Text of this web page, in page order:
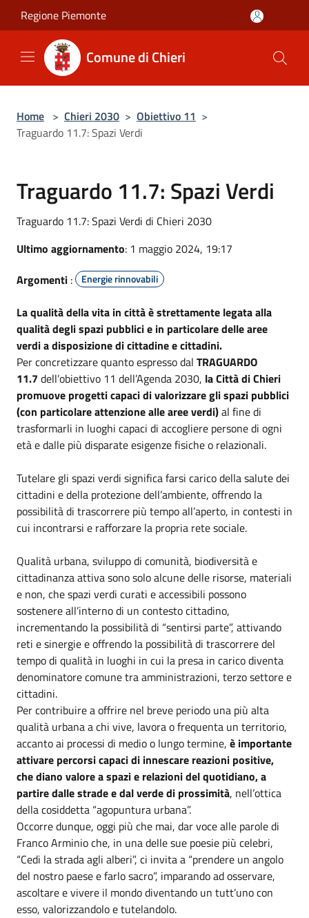
Salta al contenuto principale
Regione Piemonte
Comune di Chieri
Home > Chieri 2030 > Obiettivo 11 >
Traguardo 11.7: Spazi Verdi
Traguardo 11.7: Spazi Verdi
Traguardo 11.7: Spazi Verdi di Chieri 2030
Ultimo aggiornamento: 1 maggio 2024, 19:17
Argomenti : Energie rinnovabili
La qualità della vita in città è strettamente legata alla
qualità degli spazi pubblici e in particolare delle aree
verdi a disposizione di cittadine e cittadini.
Per concretizzare quanto espresso dal TRAGUARDO
11.7 dell’obiettivo 11 dell’Agenda 2030, la Città di Chieri
promuove progetti capaci di valorizzare gli spazi pubblici
(con particolare attenzione alle aree verdi)al fine di
trasformarli in luoghi capaci di accogliere persone di ogni
età e dalle più disparate esigenze fisiche o relazionali.
Tutelare gli spazi verdi significa farsi carico della salute dei
cittadini e della protezione dell’ambiente, offrendo la
possibilità di trascorrere più tempo all’aperto, in contesti in
cui incontrarsi e rafforzare la propria rete sociale.
Qualità urbana, sviluppo di comunità, biodiversità e
cittadinanza attiva sono solo alcune delle risorse, materiali
e non, che spazi verdi curati e accessibili possono
sostenere all’interno di un contesto cittadino,
incrementando la possibilità di “sentirsi parte”, attivando
reti e sinergie e offrendo la possibilità di trascorrere del
tempo di qualità in luoghi in cui la presa in carico diventa
denominatore comune tra amministrazioni, terzo settore e
cittadini.
Per contribuire a offrire nel breve periodo una più alta
qualità urbana a chi vive, lavora o frequenta un territorio,
accanto ai processi di medio o lungo termine, è importante
attivare percorsi capaci di innescare reazioni positive,
che diano valore a spazi e relazioni del quotidiano, a
partire dalle strade e dal verde di prossimità, nell’ottica
della cosiddetta “agopuntura urbana”.
Occorre dunque, oggi più che mai, dar voce alle parole di
Franco Arminio che, in una delle sue poesie più celebri,
“Cedi la strada agli alberi”, ci invita a “prendere un angolo
del nostro paese e farlo sacro”, imparando ad osservare,
ascoltare e vivere il mondo diventando un tutt’uno con
esso, valorizzandolo e tutelandolo.